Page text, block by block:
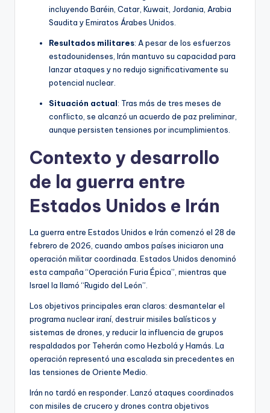
incluyendo Baréin, Catar, Kuwait, Jordania, Arabia
Saudita y Emiratos Árabes Unidos.
Resultados militares: A pesar de los esfuerzos
estadounidenses, Irán mantuvo su capacidad para
lanzar ataques y no redujo significativamente su
potencial nuclear.
Situación actual: Tras más de tres meses de
conflicto, se alcanzó un acuerdo de paz preliminar,
aunque persisten tensiones por incumplimientos.
Contexto y desarrollo
de la guerra entre
Estados Unidos e Irán
La guerra entre Estados Unidos e Irán comenzó el 28 de
febrero de 2026, cuando ambos países iniciaron una
operación militar coordinada. Estados Unidos denominó
esta campaña “Operación Furia Épica”, mientras que
Israel la llamó “Rugido del León”.
Los objetivos principales eran claros: desmantelar el
programa nuclear iraní, destruir misiles balísticos y
sistemas de drones, y reducir la influencia de grupos
respaldados por Teherán como Hezbolá y Hamás. La
operación representó una escalada sin precedentes en
las tensiones de Oriente Medio.
Irán no tardó en responder. Lanzó ataques coordinados
con misiles de crucero y drones contra objetivos